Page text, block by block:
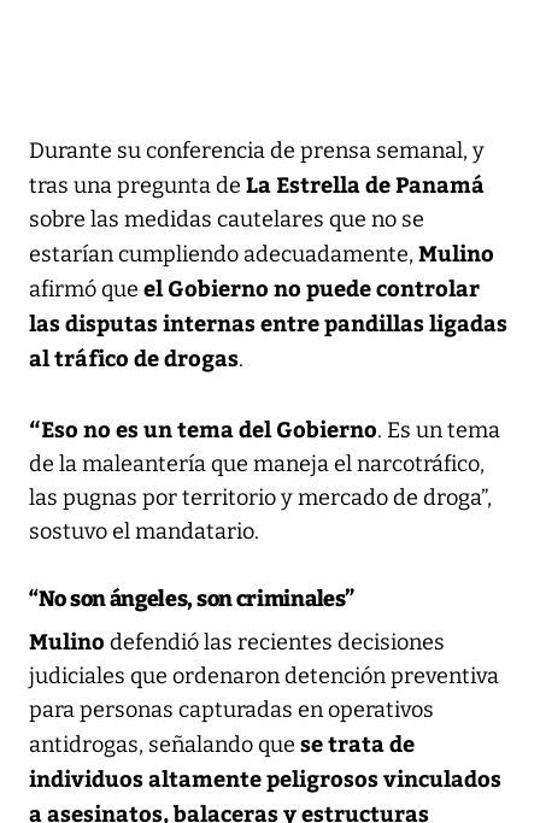
Durante su conferencia de prensa semanal, y
tras una pregunta de La Estrella de Panamá
sobre las medidas cautelares que no se
estarían cumpliendo adecuadamente, Mulino
afirmó que el Gobierno no puede controlar
las disputas internas entre pandillas ligadas
al tráfico de drogas.
“Eso no es un tema del Gobierno. Es un tema
de la maleantería que maneja el narcotráfico,
las pugnas por territorio y mercado de droga”,
sostuvo el mandatario.
“No son ángeles, son criminales”
Mulino defendió las recientes decisiones
judiciales que ordenaron detención preventiva
para personas capturadas en operativos
antidrogas, señalando que se trata de
individuos altamente peligrosos vinculados
a asesinatos, balaceras y estructuras